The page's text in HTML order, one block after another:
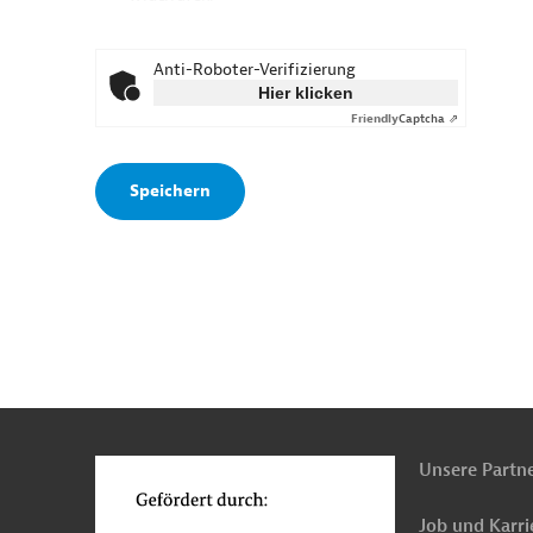
Anti-Roboter-Verifizierung
Hier klicken
FriendlyCaptcha ⇗
Unsere
Job und